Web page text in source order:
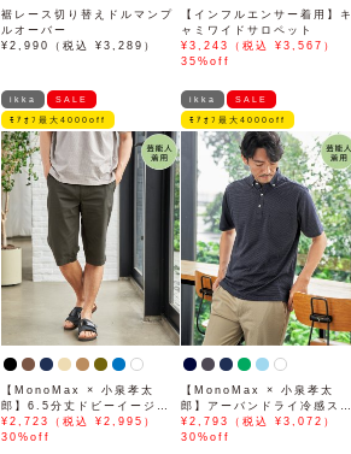
裾レース切り替えドルマンプ
ルオーバー
¥2,990（税込 ¥3,289）
【インフルエンサー着用】キ
ャミワイドサロペット
¥3,243（税込 ¥3,567）
35%off
ikka SALE
ﾓｱｵﾌ最大4000off
【MonoMax × 小泉孝太
郎】6.5分丈ドビーイージー
ハーフパンツ「小泉孝太郎さ
ん着用モデル」
¥2,723（税込 ¥2,995）
30%off
ikka SALE
ﾓｱｵﾌ最大4000off
【MonoMax × 小泉孝太
郎】アーバンドライ冷感スイ
スボタンダウンポロシャツ
「小泉孝太郎さん着用モデ
¥2,793（税込 ¥3,072）
30%off